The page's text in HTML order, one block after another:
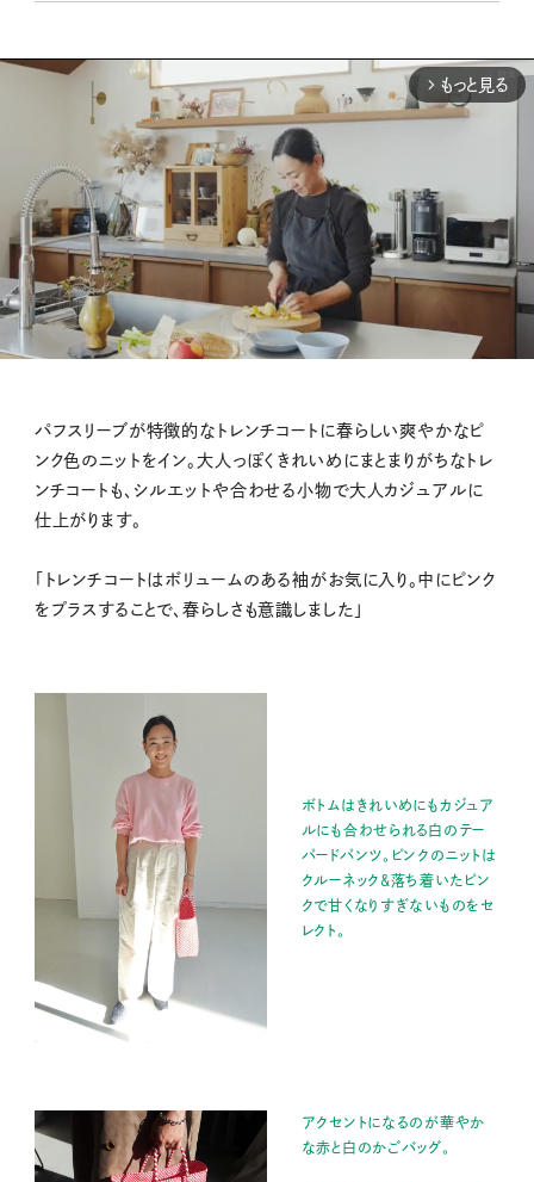
arrow_forward_ios もっと見る
M
e
パフスリーブが特徴的なトレンチコートに春らしい爽やかなピ
ンク色のニットをイン。大人っぽくきれいめにまとまりがちなトレ
ンチコートも、シルエットや合わせる小物で大人カジュアルに
仕上がります。
「トレンチコートはボリュームのある袖がお気に入り。中にピンク
をプラスすることで、春らしさも意識しました」
ボトムはきれいめにもカジュア
ルにも合わせられる白のテー
パードパンツ。ピンクのニットは
クルーネック&落ち着いたピン
クで甘くなりすぎないものをセ
レクト。
アクセントになるのが華やか
な赤と白のかごバッグ。